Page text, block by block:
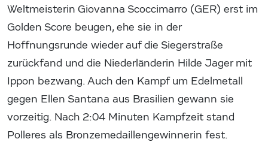
Weltmeisterin Giovanna Scoccimarro (GER) erst im
Golden Score beugen, ehe sie in der
Hoffnungsrunde wieder auf die Siegerstraße
zurückfand und die Niederländerin Hilde Jager mit
Ippon bezwang. Auch den Kampf um Edelmetall
gegen Ellen Santana aus Brasilien gewann sie
vorzeitig. Nach 2:04 Minuten Kampfzeit stand
Polleres als Bronzemedaillengewinnerin fest.